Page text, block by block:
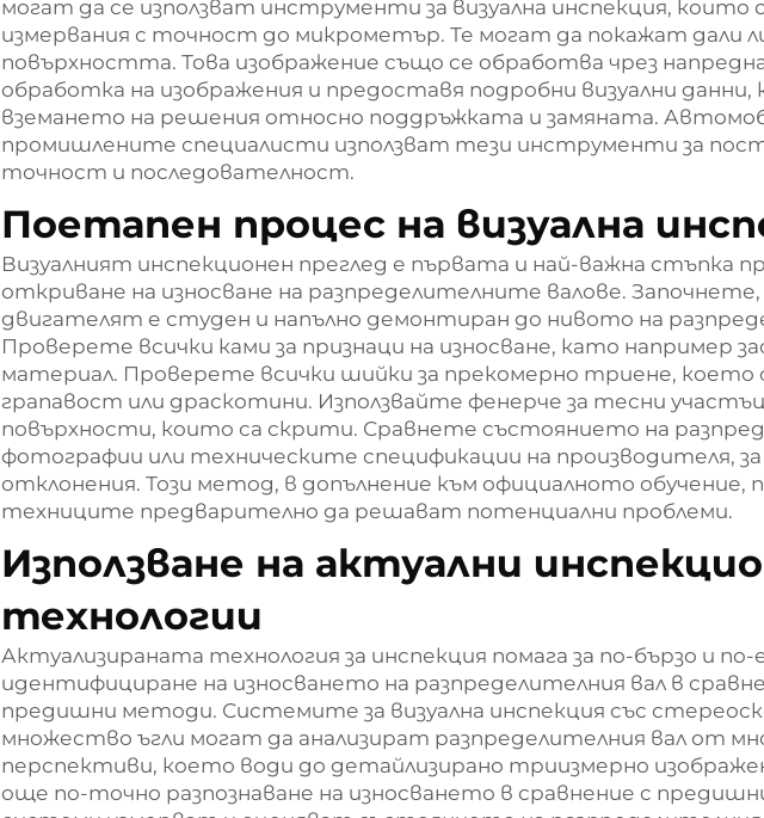
могат да се използват инструменти за визуална инспекция, които
измервания с точност до микрометър. Те могат да покажат дали
повърхността. Това изображение също се обработва чрез
обработка на изображения и предоставя подробни визуални
вземането на решения относно поддръжката и замяната.
промишлените специалисти използват тези инструменти за
точност и последователност.
Поетапен процес на визуална
Визуалният инспекционен преглед е първата и най-важна стъпка
откриване на износване на разпределителните валове.
двигателят е студен и напълно демонтиран до нивото на
Проверете всички ками за признаци на износване, като например
материал. Проверете всички шийки за прекомерно триене, което
грапавост или драскотини. Използвайте фенерче за тесни
повърхности, които са скрити. Сравнете състоянието на
фотографии или техническите спецификации на производителя,
отклонения. Този метод, в допълнение към официалното обучение,
техниците предварително да решават потенциални проблеми.
Използване на актуални
технологии
Актуализираната технология за инспекция помага за по-бързо и
идентифициране на износването на разпределителния вал в
предишни методи. Системите за визуална инспекция със
множество ъгли могат да анализират разпределителния вал от
перспективи, което води до детайлизирано триизмерно
още по-точно разпознаване на износването в сравнение с